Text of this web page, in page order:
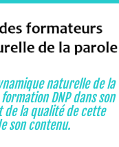
naturelle de la
DNP dans son
de la qualité de cette
son contenu.